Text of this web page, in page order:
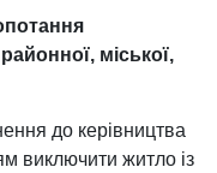
міської,
до керівництва
виключити житло із